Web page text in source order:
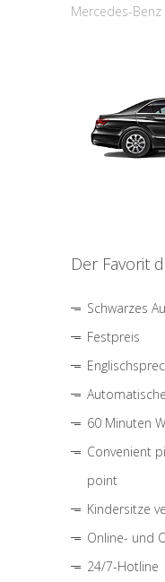
Mercedes-
Der Favorit
Schwarzes
Festpreis
60 Minuten
Convenient
point
Kindersitze
Online- und
24/7-Hotline